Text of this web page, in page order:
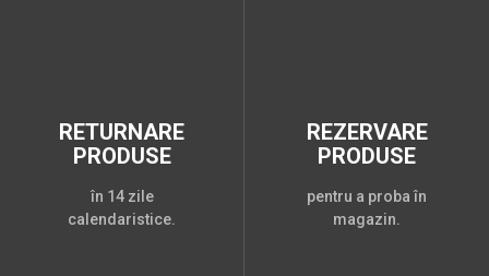
RETURNARE
PRODUSE
în 14 zile
calendaristice.
REZERVARE
PRODUSE
pentru a proba în
magazin.